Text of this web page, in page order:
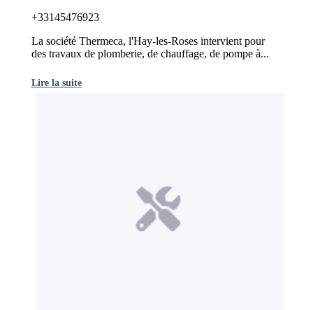
+33145476923
La société Thermeca, l'Hay-les-Roses intervient pour
des travaux de plomberie, de chauffage, de pompe à...
Lire la suite